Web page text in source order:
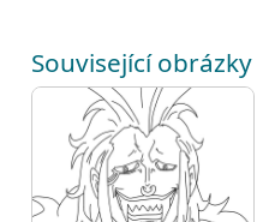
Související obrázky